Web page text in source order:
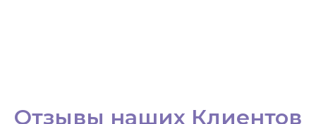
Отзывы наших Клиентов